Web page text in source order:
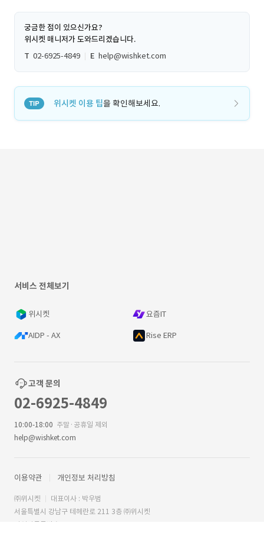
궁금한 점이 있으신가요?
위시켓 매니저가 도와드리겠습니다.
T 02-6925-4849 E help@wishket.com
위시켓 이용 팁을 확인해보세요.
서비스 전체보기
위시켓 요즘IT
AIDP - AX Rise ERP
고객 문의
02-6925-4849
10:00-18:00 주말·공휴일 제외
help@wishket.com
이용약관 개인정보 처리방침
㈜위시켓
대표이사 : 박우범
서울특별시 강남구 테헤란로 211 3층 ㈜위시켓
사업자등록번호 : 209-81-57303